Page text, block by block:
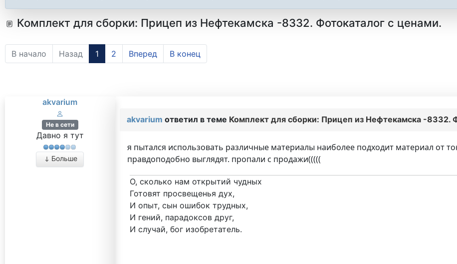
Комплект для сборки: Прицеп из Нефтекамска -8332. Фотокаталог с ценами.
В начало Назад 1 2 Вперед В конец
akvarium
Не в сети
Давно я тут
Больше
akvarium ответил в теме Комплект для сборки: Прицеп из Нефтекамска -8332.
я пытался использовать различные материалы наиболее подходит материал от
правдоподобно выглядят. пропали с продажи(((((
О, сколько нам открытий чудных
Готовят просвещенья дух,
И опыт, сын ошибок трудных,
И гений, парадоксов друг,
И случай, бог изобретатель.